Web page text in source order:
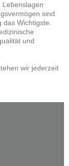
Lebenslagen
sind
das Wichtigste.
und
wir jederzeit